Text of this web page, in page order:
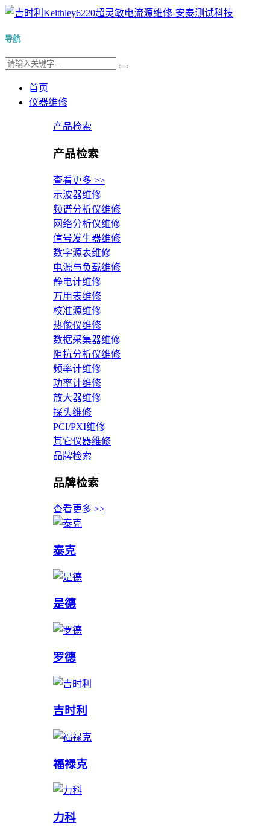
导航
首页
仪器维修
产品检索
产品检索
查看更多 >>
示波器维修
频谱分析仪维修
网络分析仪维修
信号发生器维修
数字源表维修
电源与负载维修
静电计维修
万用表维修
校准源维修
热像仪维修
数据采集器维修
阻抗分析仪维修
频率计维修
功率计维修
放大器维修
探头维修
PCI/PXI维修
其它仪器维修
品牌检索
品牌检索
查看更多 >>
泰克
是德
罗德
吉时利
福禄克
力科